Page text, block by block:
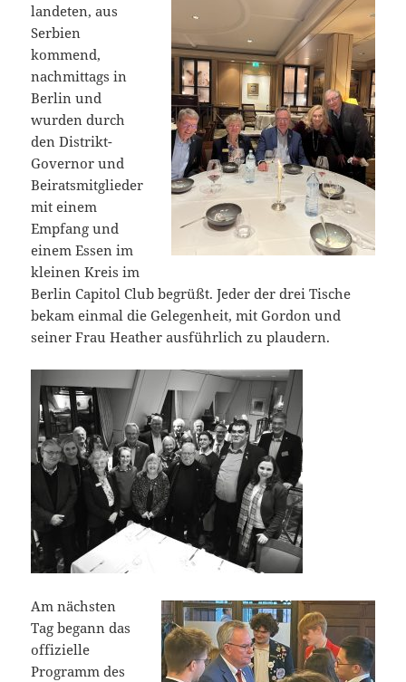
landeten, aus
Serbien
kommend,
nachmittags in
Berlin und
wurden durch
den Distrikt-
Governor und
Beiratsmitglieder
mit einem
Empfang und
einem Essen im
kleinen Kreis im
Berlin Capitol Club begrüßt. Jeder der drei Tische
bekam einmal die Gelegenheit, mit Gordon und
seiner Frau Heather ausführlich zu plaudern.
Am nächsten
Tag begann das
offizielle
Programm des